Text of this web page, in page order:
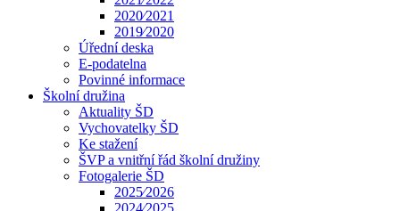
2020⁄2021
2019⁄2020
Úřední deska
E-podatelna
Povinné informace
Školní družina
Aktuality ŠD
Vychovatelky ŠD
Ke stažení
ŠVP a vnitřní řád školní družiny
Fotogalerie ŠD
2025⁄2026
2024⁄2025